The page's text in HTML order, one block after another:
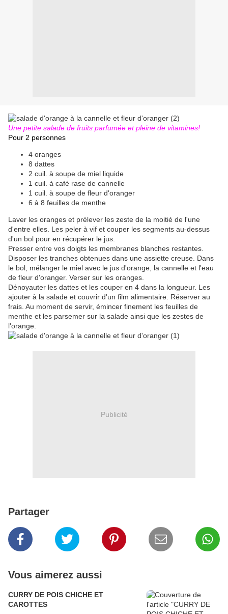
Une petite salade de fruits parfumée et pleine de vitamines!
Pour 2 personnes
4 oranges
8 dattes
2 cuil. à soupe de miel liquide
1 cuil. à café rase de cannelle
1 cuil. à soupe de fleur d'oranger
6 à 8 feuilles de menthe
Laver les oranges et prélever les zeste de la moitié de l'une
d'entre elles. Les peler à vif et couper les segments au-dessus
d'un bol pour en récupérer le jus.
Presser entre vos doigts les membranes blanches restantes.
Disposer les tranches obtenues dans une assiette creuse. Dans
le bol, mélanger le miel avec le jus d'orange, la cannelle et l'eau
de fleur d'oranger. Verser sur les oranges.
Dénoyauter les dattes et les couper en 4 dans la longueur. Les
ajouter à la salade et couvrir d'un film alimentaire. Réserver au
frais. Au moment de servir, émincer finement les feuilles de
menthe et les parsemer sur la salade ainsi que les zestes de
l'orange.
Publicité
Partager
Vous aimerez aussi
CURRY DE POIS CHICHE ET
CAROTTES